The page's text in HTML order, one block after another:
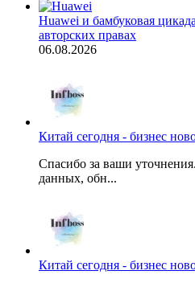
Huawei и бамбуковая
авторских правах
06.08.2026
Китай сегодня - бизнес
Спасибо за ваши
данных, обн...
Китай сегодня - бизнес